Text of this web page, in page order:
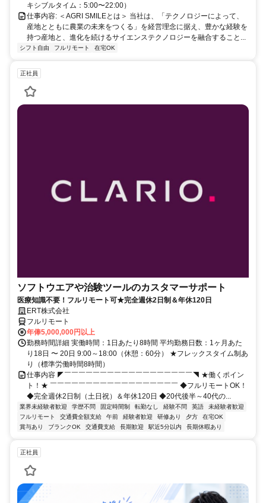
キシブルタイム：5:00〜22:00）
仕事内容: ＜AGRI SMILEとは＞ 当社は、「テクノロジーによって、
産地とともに農業の未来をつくる」を経営理念に据え、豊かな経験を
持つ産地と、進化を続けるサイエンステクノロジーを融合すること...
シフト自由 フルリモート 在宅OK
正社員
ソフトウエアや治験ツールのカスタマーサポート
医療知識不要！フルリモート可★完全週休2日制＆年休120日
ERT株式会社
フルリモート
年俸5,000,000円以上
勤務時間詳細 実働時間：1日あたり8時間 平均勤務日数：1ヶ月あた
り18日 〜 20日 9:00～18:00（休憩：60分） ★フレックスタイム制あ
り（標準労働時間8時間）
仕事内容 ◤￣￣￣￣￣￣￣￣￣￣￣￣￣￣￣￣￣￣◥ ★働くポイン
ト！★ ￣￣￣￣￣￣￣￣￣￣￣￣￣￣￣￣￣￣ ◆フルリモートOK！
◆完全週休2日制（土日祝）＆年休120日 ◆20代後半～40代の...
業界未経験者歓迎 学歴不問 固定時間制 転勤なし 経験不問 英語
未経験者歓迎
フルリモート
交通費全額支給 午前 経験者歓迎 研修あり 夕方
在宅OK
賞与あり
ブランクOK 交通費支給 長期歓迎 駅近5分以内 長期休暇あり
正社員